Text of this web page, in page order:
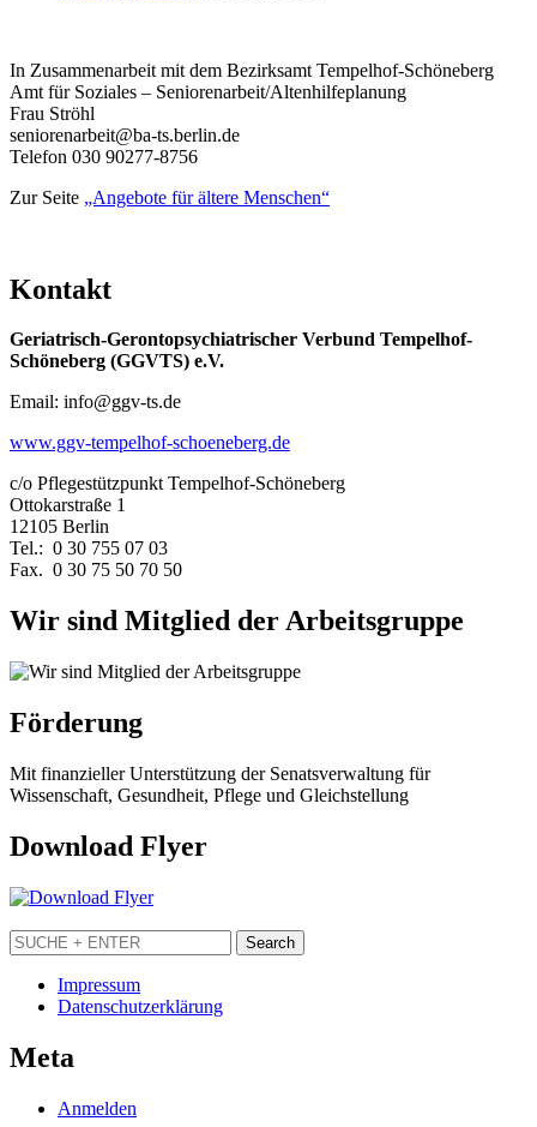
In Zusammenarbeit mit dem Bezirksamt Tempelhof-Schöneberg
Amt für Soziales – Seniorenarbeit/Altenhilfeplanung
Frau Ströhl
seniorenarbeit@ba-ts.berlin.de
Telefon 030 90277-8756
Zur Seite „Angebote für ältere Menschen“
Kontakt
Geriatrisch-Gerontopsychiatrischer Verbund Tempelhof-
Schöneberg (GGVTS) e.V.
Email: info@ggv-ts.de
www.ggv-tempelhof-schoeneberg.de
c/o Pflegestützpunkt Tempelhof-Schöneberg
Ottokarstraße 1
12105 Berlin
Tel.: 0 30 755 07 03
Fax. 0 30 75 50 70 50
Wir sind Mitglied der Arbeitsgruppe
Förderung
Mit finanzieller Unterstützung der Senatsverwaltung für
Wissenschaft, Gesundheit, Pflege und Gleichstellung
Download Flyer
Impressum
Datenschutzerklärung
Meta
Anmelden